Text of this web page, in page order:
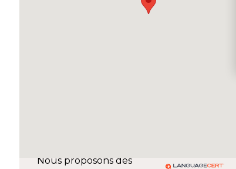
Nous proposons des